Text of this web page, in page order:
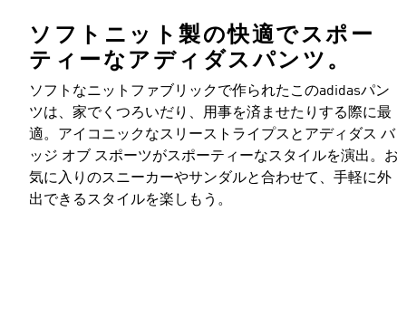
ソフトニット製の快適でスポー
ティーなアディダスパンツ。
ソフトなニットファブリックで作られたこのadidasパン
ツは、家でくつろいだり、用事を済ませたりする際に最
適。アイコニックなスリーストライプスとアディダス バ
ッジ オブ スポーツがスポーティーなスタイルを演出。お
気に入りのスニーカーやサンダルと合わせて、手軽に外
出できるスタイルを楽しもう。